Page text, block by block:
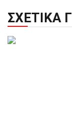
ΣΧΕΤΙΚΆ